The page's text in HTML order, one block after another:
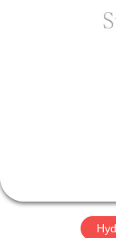
BITTE UM